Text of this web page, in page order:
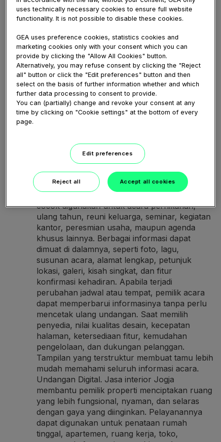
komunitas, lembaga, maupun pengguna
pribadi untuk membangun kesan profil yang
harus dilakukan secara hati-hati agar
keamanan akun tetap terjaga. Pastikan Anda
memahami sistem pengerjaan, perkiraan waktu
proses, ketentuan penggantian, kualitas
layanan pelanggan, dan perlindungan data
pengguna. Hindari memberikan kata sandi
maupun akses utama akun. Hasil penambahan
followers akan lebih bermanfaat apabila
evaluasi performa secara berkala.
Tambah Followers. Undangan digital
memberikan cara yang lebih sederhana untuk
menyampaikan detail acara kepada para tamu
melalui sebuah tautan. Jenis undangan ini
cocok digunakan untuk acara pernikahan,
ulang tahun, reuni keluarga, seminar, kegiatan
kantor, peresmian usaha, maupun agenda
khusus lainnya. Berbagai informasi dapat
dimuat di dalamnya, seperti foto, lagu,
susunan acara, alamat lengkap, petunjuk
lokasi, galeri, kisah singkat, dan fitur
konfirmasi kehadiran. Apabila terjadi
perubahan jadwal atau tempat, pemilik acara
dapat memperbarui informasinya tanpa perlu
mencetak ulang undangan. Saat memilih
penyedia, nilai kualitas desain, kecepatan
halaman, ketersediaan fitur, kemudahan
pengelolaan, dan dukungan pelanggan.
Tampilan yang terstruktur membuat tamu lebih
mudah memahami seluruh informasi acara.
Undangan Digital. Jasa interior Jogja
membantu pemilik properti menciptakan ruang
yang lebih fungsional, nyaman, dan selaras
dengan gaya yang diinginkan. Pelayanannya
dapat digunakan untuk penataan rumah
tinggal, apartemen, ruang kerja, toko,
uses technically necessary cookies to ensure full website
functionality. It is not possible to disable these cookies.
GEA uses preference cookies, statistics cookies and
marketing cookies only with your consent which you can
provide by clicking the "Allow All Cookies" button.
Alternatively, you may refuse consent by clicking the "Reject
all" button or click the "Edit preferences" button and then
select on the basis of further information whether and which
further data processing to consent to provide.
You can (partially) change and revoke your consent at any
time by clicking on "Cookie settings" at the bottom of every
page.
Edit preferences
Reject all Accept all cookies